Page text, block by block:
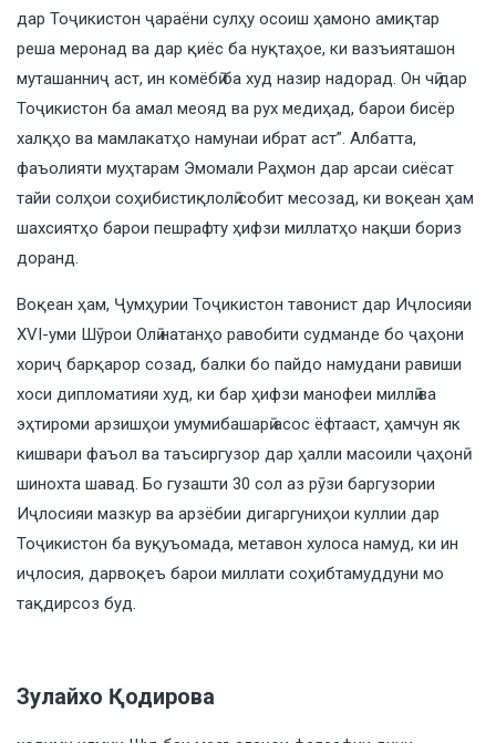
дар Тоҷикистон ҷараёни сулҳу осоиш ҳамоно амиқтар
реша меронад ва дар қиёс ба нуқтаҳое, ки вазъияташон
муташанниҷ аст, ин комёбӣ ба худ назир надорад. Он чӣ дар
Тоҷикистон ба амал меояд ва рух медиҳад, барои бисёр
халқҳо ва мамлакатҳо намунаи ибрат аст”. Албатта,
фаъолияти муҳтарам Эмомали Раҳмон дар арсаи сиёсат
тайи солҳои соҳибистиқлолӣ собит месозад, ки воқеан ҳам
шахсиятҳо барои пешрафту ҳифзи миллатҳо нақши бориз
доранд.
Воқеан ҳам, Ҷумҳурии Тоҷикистон тавонист дар Иҷлосияи
XVI-уми Шӯрои Олӣ натанҳо равобити судманде бо ҷаҳони
хориҷ барқарор созад, балки бо пайдо намудани равиши
хоси дипломатияи худ, ки бар ҳифзи манофеи миллӣ ва
эҳтироми арзишҳои умумибашарӣ асос ёфтааст, ҳамчун як
кишвари фаъол ва таъсиргузор дар ҳалли масоили ҷаҳонӣ
шинохта шавад. Бо гузашти 30 сол аз рӯзи баргузории
Иҷлосияи мазкур ва арзёбии дигаргуниҳои куллии дар
Тоҷикистон ба вуқуъомада, метавон хулоса намуд, ки ин
иҷлосия, дарвоқеъ барои миллати соҳибтамуддуни мо
тақдирсоз буд.
Зулайхо Қодирова